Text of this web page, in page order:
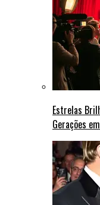
Estrelas
Gerações